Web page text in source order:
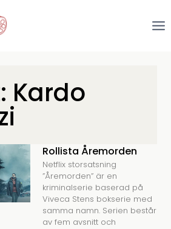
Kardo
Rollista Åremorden
Netflix storsatsning
”Åremorden” är en
kriminalserie baserad på
Viveca Stens bokserie med
samma namn. Serien består
av fem avsnitt och